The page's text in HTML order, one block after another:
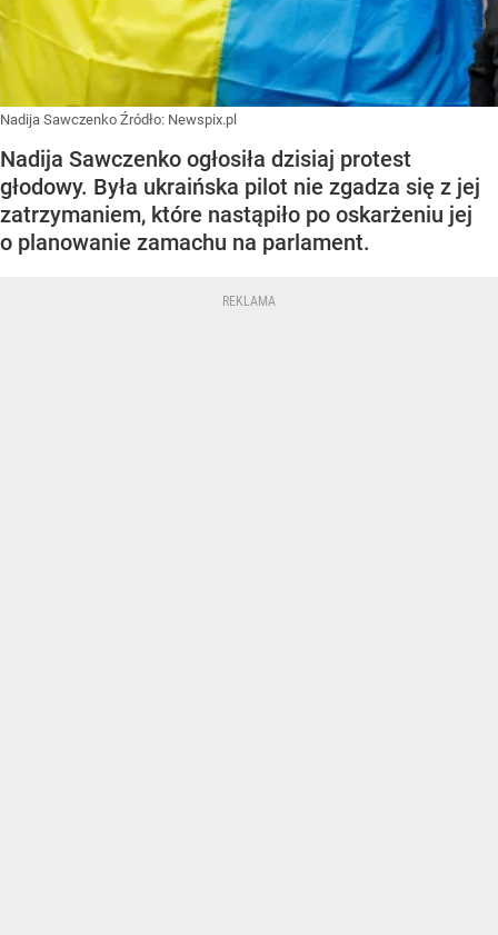
Nadija Sawczenko Źródło: Newspix.pl
Nadija Sawczenko ogłosiła dzisiaj protest
głodowy. Była ukraińska pilot nie zgadza się z jej
zatrzymaniem, które nastąpiło po oskarżeniu jej
o planowanie zamachu na parlament.